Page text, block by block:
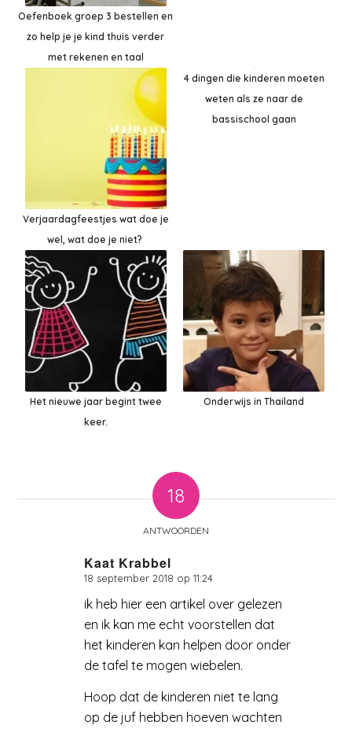
Oefenboek groep 3 bestellen en
zo help je je kind thuis verder
met rekenen en taal
Verjaardagfeestjes wat doe je
wel, wat doe je niet?
4 dingen die kinderen moeten
weten als ze naar de
bassischool gaan
Het nieuwe jaar begint twee
keer.
Onderwijs in Thailand
18
ANTWOORDEN
Kaat Krabbel
zegt:
18 september 2018 op 11:24
ik heb hier een artikel over gelezen
en ik kan me echt voorstellen dat
het kinderen kan helpen door onder
de tafel te mogen wiebelen.
Hoop dat de kinderen niet te lang
op de juf hebben hoeven wachten